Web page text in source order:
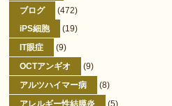
ブログ
(472)
iPS細胞
(19)
IT眼症
(9)
OCTアンギオ
(9)
アルツハイマー病
(8)
アレルギー性結膜炎
(5)